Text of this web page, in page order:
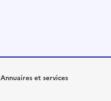
Annuaires et services